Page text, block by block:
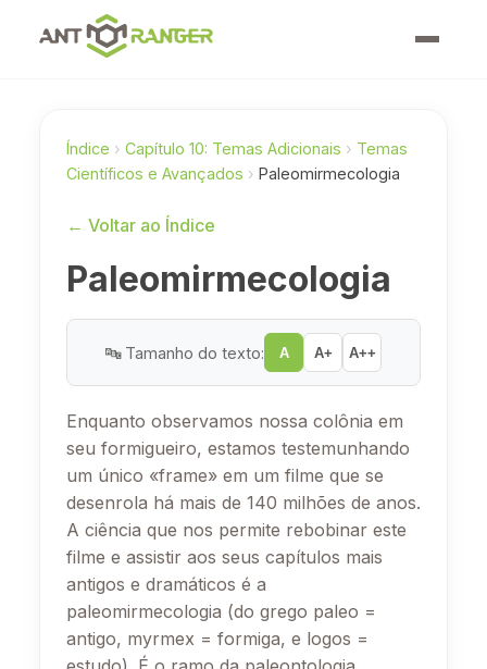
Índice › Capítulo 10: Temas Adicionais › Temas
Científicos e Avançados › Paleomirmecologia
← Voltar ao Índice
Paleomirmecologia
🔤 Tamanho do texto: A A+ A++
Enquanto observamos nossa colônia em
seu formigueiro, estamos testemunhando
um único «frame» em um filme que se
desenrola há mais de 140 milhões de anos.
A ciência que nos permite rebobinar este
filme e assistir aos seus capítulos mais
antigos e dramáticos é a
paleomirmecologia (do grego paleo =
antigo, myrmex = formiga, e logos =